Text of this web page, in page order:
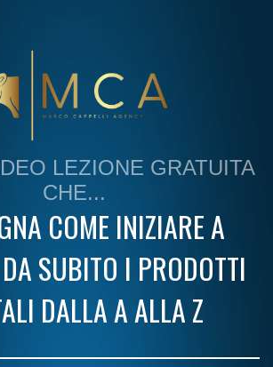
LEZIONE GRATUITA
CHE...
COME INIZIARE A
SUBITO I PRODOTTI
DALLA A ALLA Z